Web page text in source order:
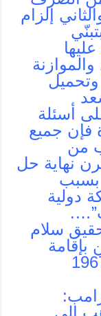
إلزام
أسئلة
فإن جميع
من
نهاية حل
بسبب
دولية
سلام
الى